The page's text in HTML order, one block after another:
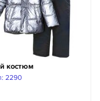
костюм
2290